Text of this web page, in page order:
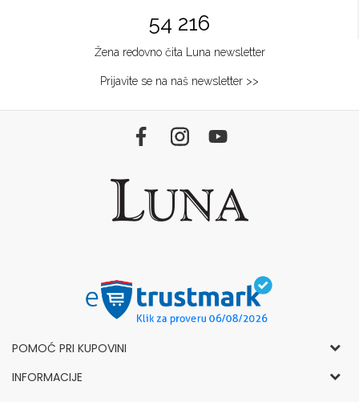
54 216
Žena redovno čita Luna newsletter
Prijavite se na naš newsletter >>
POMOĆ PRI KUPOVINI
Opšti uslovi korišćenja i prodaje
INFORMACIJE